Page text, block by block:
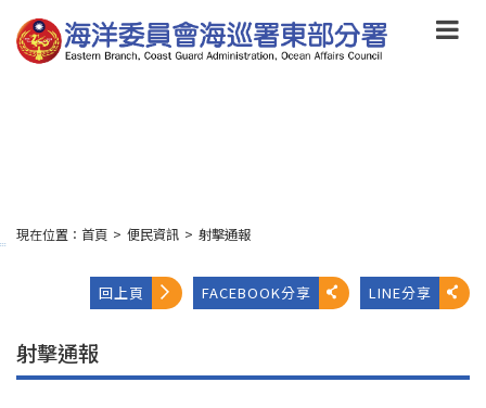
到
主
要
:::
現在位置： 首頁 > 便民資訊 > 射擊通報
回上頁 FACEBOOK分享 LINE分享
射擊通報